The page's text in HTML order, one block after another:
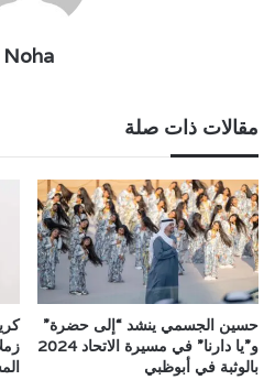
Noha
مقالات ذات صلة
حسين الجسمي ينشد “إلى حضرة”
و”يا دارنا” في مسيرة الاتحاد 2024
بالوثبة في أبوظبي